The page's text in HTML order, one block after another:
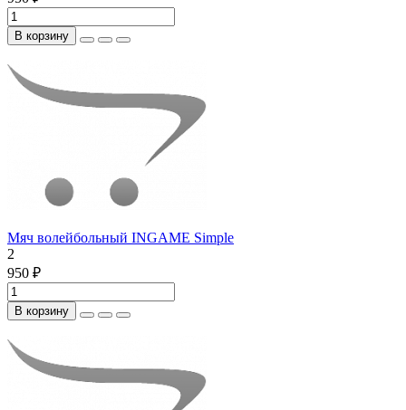
В корзину
Мяч волейбольный INGAME Simple
2
950 ₽
В корзину